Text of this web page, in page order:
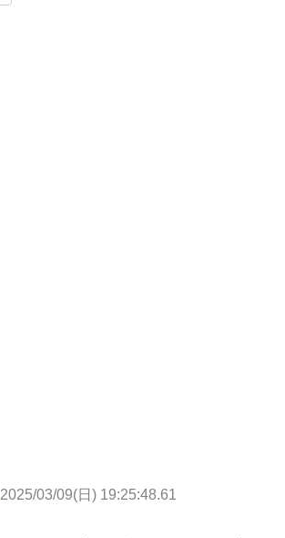
2025/03/09(日) 19:25:48.61